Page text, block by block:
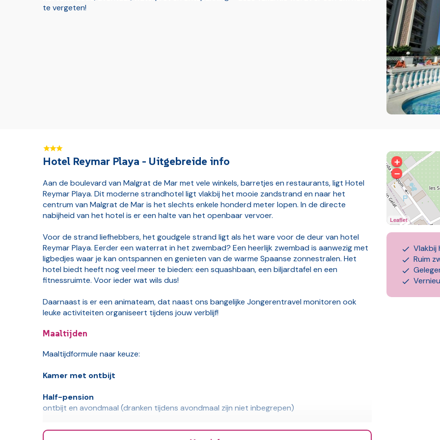
te vergeten!
Hotel Reymar Playa - Uitgebreide info
Aan de boulevard van Malgrat de Mar met vele winkels, barretjes en restaurants, ligt Hotel
Reymar Playa. Dit moderne strandhotel ligt vlakbij het mooie zandstrand en naar het
centrum van Malgrat de Mar is het slechts enkele honderd meter lopen. In de directe
nabijheid van het hotel is er een halte van het openbaar vervoer.
Voor de strand liefhebbers, het goudgele strand ligt als het ware voor de deur van hotel
Reymar Playa. Eerder een waterrat in het zwembad? Een heerlijk zwembad is aanwezig met
ligbedjes waar je kan ontspannen en genieten van de warme Spaanse zonnestralen. Het
hotel biedt heeft nog veel meer te bieden: een squashbaan, een biljardtafel en een
fitnessruimte. Voor ieder wat wils dus!
Daarnaast is er een animateam, dat naast ons bangelijke Jongerentravel monitoren ook
leuke activiteiten organiseert tijdens jouw verblijf!
Maaltijden
Maaltijdformule naar keuze:
Kamer met ontbijt
Half-pension
ontbijt en avondmaal (dranken tijdens avondmaal zijn niet inbegrepen)
Vol-pension
+
−
Leaflet
Vlakbij
Ruim